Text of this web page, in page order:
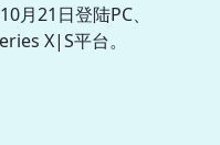
月21日登陆PC、
X|S平台。